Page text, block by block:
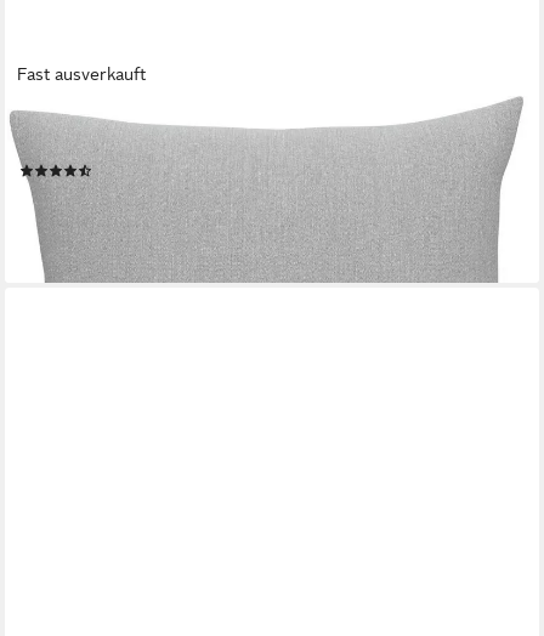
Fast ausverkauft
NEUTEX FOR YOU!
Dekokissen Monza-ECO, ohne Füllung
(3)
24,49 €
lieferbar - in 2-3 Werktagen bei dir